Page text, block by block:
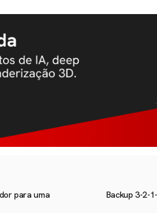
para uma
Backup 3-2-